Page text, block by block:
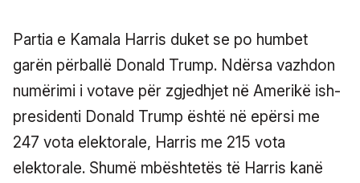
Partia e Kamala Harris duket se po humbet
garën përballë Donald Trump. Ndërsa vazhdon
numërimi i votave për zgjedhjet në Amerikë ish-
presidenti Donald Trump është në epërsi me
247 vota elektorale, Harris me 215 vota
elektorale. Shumë mbështetës të Harris kanë